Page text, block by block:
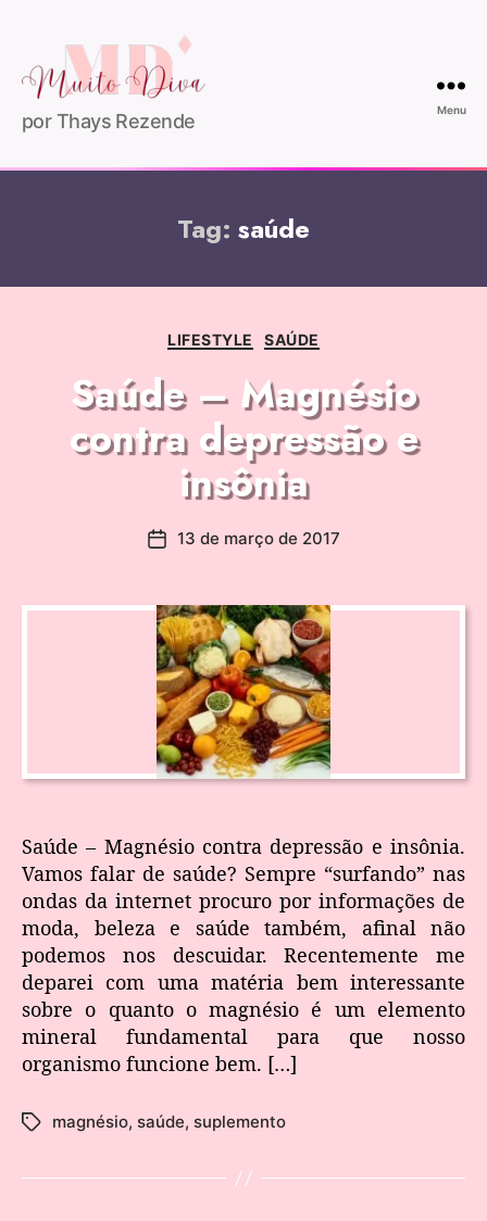
por Thays Rezende
Menu
Tag: saúde
LIFESTYLE SAÚDE
Saúde – Magnésio
contra depressão e
insônia
13 de março de 2017
Saúde – Magnésio contra depressão e insônia.
Vamos falar de saúde? Sempre “surfando” nas
ondas da internet procuro por informações de
moda, beleza e saúde também, afinal não
podemos nos descuidar. Recentemente me
deparei com uma matéria bem interessante
sobre o quanto o magnésio é um elemento
mineral fundamental para que nosso
organismo funcione bem. […]
magnésio, saúde, suplemento